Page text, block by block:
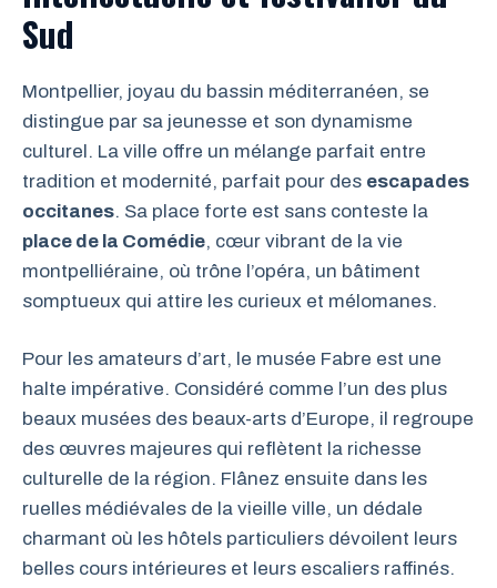
Sud
Montpellier, joyau du bassin méditerranéen, se
distingue par sa jeunesse et son dynamisme
culturel. La ville offre un mélange parfait entre
tradition et modernité, parfait pour des escapades
occitanes. Sa place forte est sans conteste la
place de la Comédie, cœur vibrant de la vie
montpelliéraine, où trône l’opéra, un bâtiment
somptueux qui attire les curieux et mélomanes.
Pour les amateurs d’art, le musée Fabre est une
halte impérative. Considéré comme l’un des plus
beaux musées des beaux-arts d’Europe, il regroupe
des œuvres majeures qui reflètent la richesse
culturelle de la région. Flânez ensuite dans les
ruelles médiévales de la vieille ville, un dédale
charmant où les hôtels particuliers dévoilent leurs
belles cours intérieures et leurs escaliers raffinés.